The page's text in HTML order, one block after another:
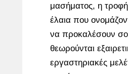
μασήματος, η τροφή
έλαια που
να προκαλέσουν
θεωρούνται
εργαστηριακές